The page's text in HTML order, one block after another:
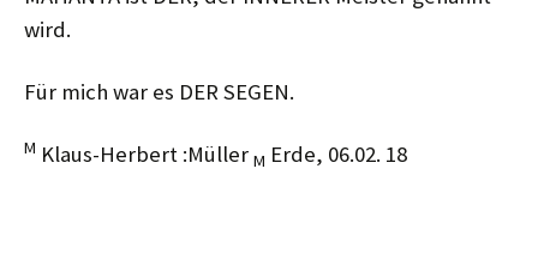
wird.
Für mich war es DER SEGEN.
M Klaus-Herbert :Müller M Erde, 06.02. 18